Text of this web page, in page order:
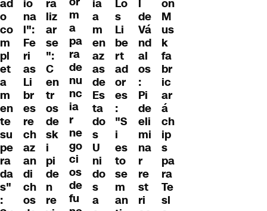
ad
o
co
m
pl
et
a
m
en
te
su
pe
ra
da
s"
:
io
na
l":
Fe
ri
as
Li
br
es
re
ch
az
an
di
ch
os
ra
liz
ar
se
":
C
en
tr
os
de
sk
i
pi
de
n
re
m
a
pa
ra
de
nu
nc
ia
r
ne
go
ci
os
de
fu
ia
a
m
en
az
as
de
Es
ta
do
s
U
ni
do
s
a
Lo
s
Li
be
rt
ad
or
es
:
"S
i
es
to
se
m
an
l
de
Vá
nd
al
os
:
Pi
de
eli
mi
na
r
re
st
ri
on
M
us
k
fa
br
ic
ar
á
ch
ip
s
pa
ra
Te
sl